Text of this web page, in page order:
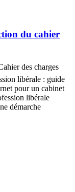
du cahier
des charges
libérale : guide
pour un cabinet
libérale
démarche